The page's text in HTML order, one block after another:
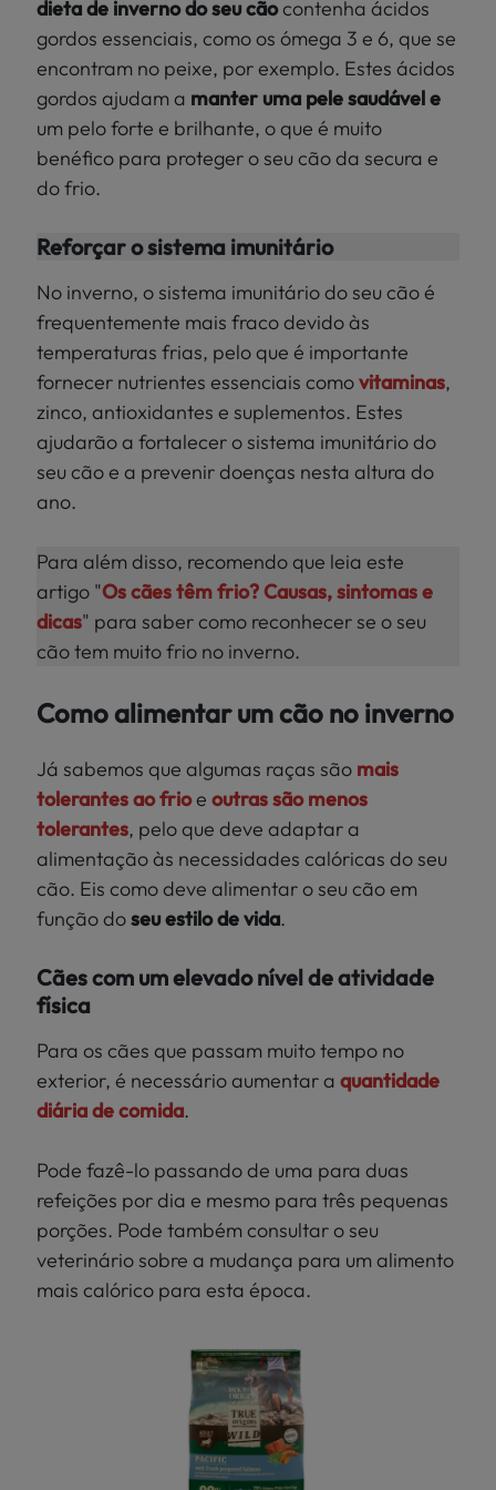
dieta de inverno do seu cãocontenha ácidos
gordos essenciais, como os ómega 3 e 6, que se
encontram no peixe, por exemplo. Estes ácidos
gordos ajudam a manter uma pele saudável e
um pelo forte e brilhante, o que é muito
benéfico para proteger o seu cão da secura e
do frio.
Reforçar o sistema imunitário
No inverno, o sistema imunitário do seu cão é
frequentemente mais fraco devido às
temperaturas frias, pelo que é importante
fornecer nutrientes essenciais comovitaminas,
zinco, antioxidantes e suplementos. Estes
ajudarão a fortalecer o sistema imunitário do
seu cão e a prevenir doenças nesta altura do
ano.
Para além disso, recomendo que leia este
artigo "Os cães têm frio? Causas, sintomas e
dicas" para saber como reconhecer se o seu
cão tem muito frio no inverno.
Como alimentar um cão no inverno
Já sabemos que algumas raças são mais
tolerantes aofrioe outras são menos
tolerantes, pelo que deve adaptar a
alimentação às necessidades calóricas do seu
cão. Eis como deve alimentar o seu cão em
função doseu estilo de vida.
Cães com um elevado nível de atividade
física
Para os cães que passam muito tempo no
exterior, é necessário aumentar a quantidade
diária de comida.
Pode fazê-lo passando de uma para duas
refeições por dia e mesmo para três pequenas
porções. Pode também consultar o seu
veterinário sobre a mudança para um alimento
mais calórico para esta época.